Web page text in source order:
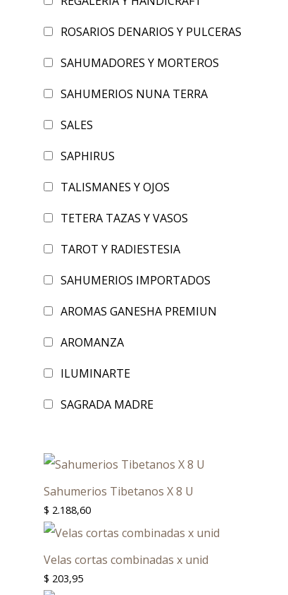
ROSARIOS DENARIOS Y PULCERAS
SAHUMADORES Y MORTEROS
SAHUMERIOS NUNA TERRA
SALES
SAPHIRUS
TALISMANES Y OJOS
TETERA TAZAS Y VASOS
TAROT Y RADIESTESIA
SAHUMERIOS IMPORTADOS
AROMAS GANESHA PREMIUN
AROMANZA
ILUMINARTE
SAGRADA MADRE
Sahumerios Tibetanos X 8 U
$ 2.188,60
Velas cortas combinadas x unid
$ 203,95